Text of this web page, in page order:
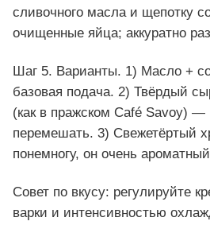
сливочного масла и щепотку
очищенные яйца; аккуратно
Шаг 5. Варианты. 1) Масло +
базовая подача. 2) Твёрдый
(как в пражском Café Savoy) —
перемешать. 3) Свежетёртый
понемногу, он очень
Совет по вкусу: регулируйте
варки и интенсивностью